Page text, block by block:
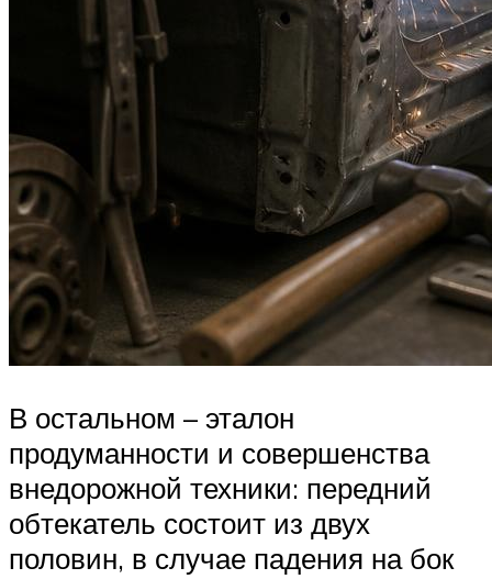
В остальном – эталон
продуманности и совершенства
внедорожной техники: передний
обтекатель состоит из двух
половин, в случае падения на бок